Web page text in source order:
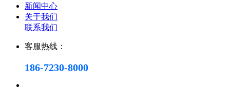
新闻中心
关于我们
联系我们
客服热线：
186-7230-8000